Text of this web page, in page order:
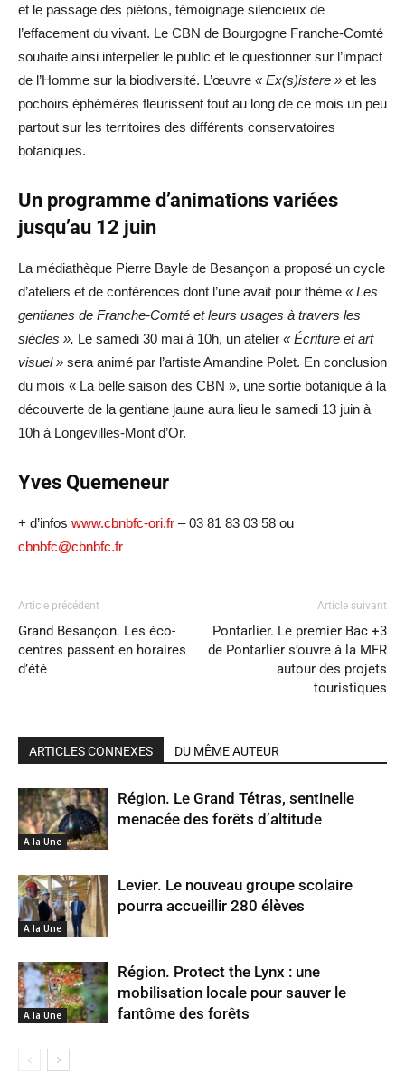
et le passage des piétons, témoignage silencieux de
l’effacement du vivant. Le CBN de Bourgogne Franche-Comté
souhaite ainsi interpeller le public et le questionner sur l’impact
de l’Homme sur la biodiversité. L’œuvre « Ex(s)istere » et les
pochoirs éphémères fleurissent tout au long de ce mois un peu
partout sur les territoires des différents conservatoires
botaniques.
Un programme d’animations variées
jusqu’au 12 juin
La médiathèque Pierre Bayle de Besançon a proposé un cycle
d’ateliers et de conférences dont l’une avait pour thème « Les
gentianes de Franche-Comté et leurs usages à travers les
siècles ». Le samedi 30 mai à 10h, un atelier « Écriture et art
visuel » sera animé par l’artiste Amandine Polet. En conclusion
du mois « La belle saison des CBN », une sortie botanique à la
découverte de la gentiane jaune aura lieu le samedi 13 juin à
10h à Longevilles-Mont d’Or.
Yves Quemeneur
+ d’infos www.cbnbfc-ori.fr – 03 81 83 03 58 ou
cbnbfc@cbnbfc.fr
Article précédent
Grand Besançon. Les éco-
centres passent en horaires
d’été
Article suivant
Pontarlier. Le premier Bac +3
de Pontarlier s’ouvre à la MFR
autour des projets
touristiques
ARTICLES CONNEXES DU MÊME AUTEUR
A la Une
Région. Le Grand Tétras, sentinelle
menacée des forêts d’altitude
A la Une
Levier. Le nouveau groupe scolaire
pourra accueillir 280 élèves
A la Une
Région. Protect the Lynx : une
mobilisation locale pour sauver le
fantôme des forêts